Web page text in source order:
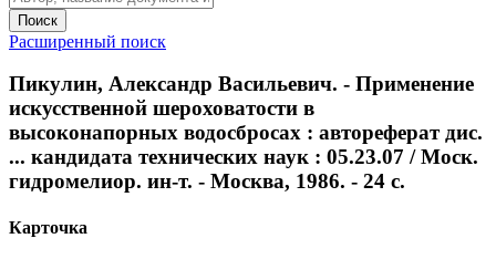
Поиск
Расширенный поиск
Пикулин, Александр Васильевич. - Применение
искусственной шероховатости в
высоконапорных водосбросах : автореферат дис.
... кандидата технических наук : 05.23.07 / Моск.
гидромелиор. ин-т. - Москва, 1986. - 24 с.
Карточка